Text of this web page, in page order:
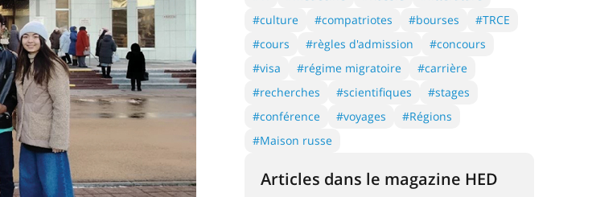
#culture
#compatriotes #bourses
#TRCE
#cours
#règles d'admission
#concours
#visa
#régime migratoire
#carrière
#recherches
#scientifiques
#stages
#conférence
#voyages
#Régions
#Maison russe
Articles dans le magazine HED